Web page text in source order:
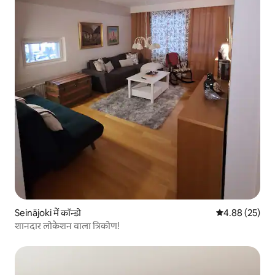
Seinäjoki में कॉन्डो औसत रेटिंग 5 में
4.88 (25)
शानदार लोकेशन वाला त्रिकोण!